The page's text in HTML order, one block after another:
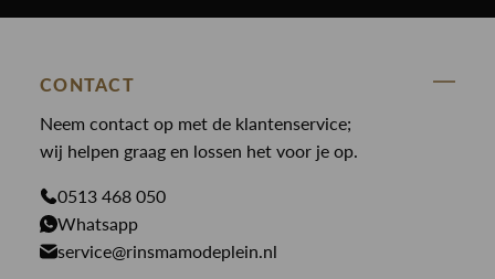
Paul en Shark
Genti
PME Legend
Butcher of Blue
Blouses
Broeken
Gilets
Jassen
Jeans
Jumpsuits
Broeken
Colberts
Giftcards
Jassen
Overhemden
CONTACT
Neem contact op met de klantenservice;
wij helpen graag en lossen het voor je op.
0513 468 050
Whatsapp
service@rinsmamodeplein.nl